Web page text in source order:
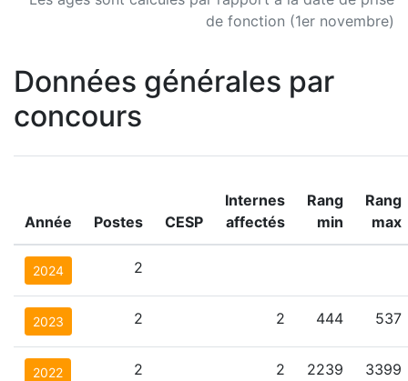
de fonction (1er novembre)
Données générales par
concours
Année Postes CESP
Internes
affectés
Rang
min
Rang
max
2024 2
2023 2 2 444 537
2022 2 2 2239 3399